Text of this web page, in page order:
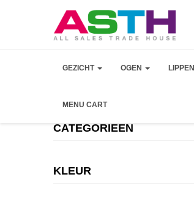
GEZICHT OGEN LIPPEN
MENU CART
CATEGORIEEN
KLEUR